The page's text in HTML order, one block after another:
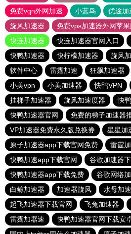
免费vqn外网加速
小蓝鸟 优途加
旋风加速器
免费vps加速器外网苹果
快连加速器
快连加速器官网入口
快鸭加速器
快柠檬加速器 旋风
软件中心
雷霆加速 狂飙加速器
小美vpn
小美加速器 快鸭VPN
挂梯子加速器
旋风加速度器
快
快鸭加速器官网
免费的梯子加速器
VP加速器免费永久版兑换券
星星加
原子加速器app下载官网免费
雷霆
快鸭加速app下载官网
谷歌加速器
快鸭加速器app下载免费
谷歌网络
白鲸加速器
加速器旋风
水母加
起飞加速器下载官网
飞兔加速器
雷霆加器速
快鸭加速器官网下载安